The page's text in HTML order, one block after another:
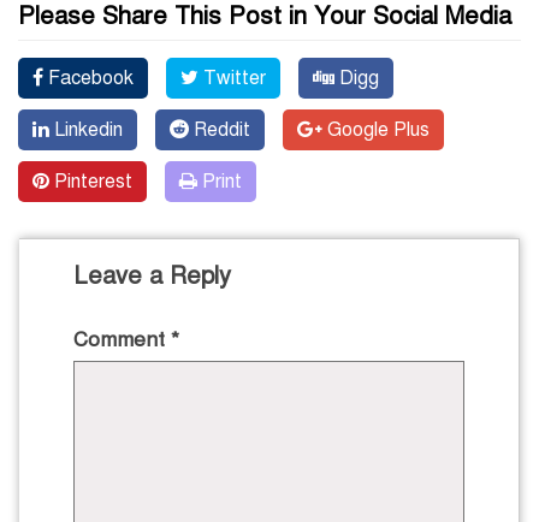
Please Share This Post in Your Social Media
Facebook Twitter Digg
Linkedin Reddit Google Plus
Pinterest Print
Leave a Reply
Comment *